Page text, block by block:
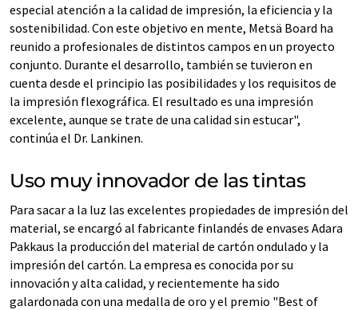
especial atención a la calidad de impresión, la eficiencia y la
sostenibilidad. Con este objetivo en mente, Metsä Board ha
reunido a profesionales de distintos campos en un proyecto
conjunto. Durante el desarrollo, también se tuvieron en
cuenta desde el principio las posibilidades y los requisitos de
la impresión flexográfica. El resultado es una impresión
excelente, aunque se trate de una calidad sin estucar",
continúa el Dr. Lankinen.
Uso muy innovador de las tintas
Para sacar a la luz las excelentes propiedades de impresión del
material, se encargó al fabricante finlandés de envases Adara
Pakkaus la producción del material de cartón ondulado y la
impresión del cartón. La empresa es conocida por su
innovación y alta calidad, y recientemente ha sido
galardonada con una medalla de oro y el premio "Best of